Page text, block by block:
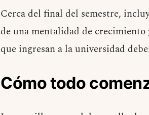
Cerca del final del semestre,
de una mentalidad de
que ingresan a la universidad
Cómo todo